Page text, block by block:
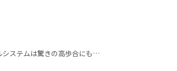
システムは驚きの高歩合にも…